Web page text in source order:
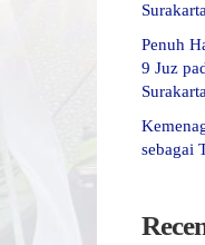
Surakarta
Penuh
9 Juz
Surakarta
sebagai